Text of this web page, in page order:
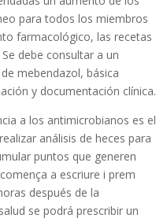
para todos los miembros
farmacológico, las recetas
debe consultar a un
mebendazol, básica
y documentación clínica.
a los antimicrobianos es el
análisis de heces para
puntos que generen
a escriure i prem
después de la
se podrá prescribir un